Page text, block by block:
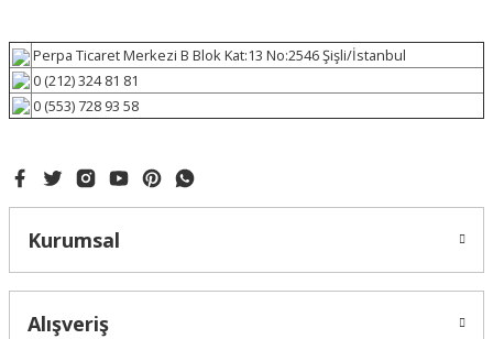
Perpa Ticaret Merkezi B Blok Kat:13 No:2546 Şişli/İstanbul
0 (212) 324 81 81
0 (553) 728 93 58
Kurumsal
Alışveriş